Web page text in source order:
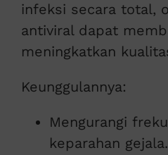
infeksi secara total,
antiviral dapat
meningkatkan
Keunggulannya:
Mengurangi
keparahan gejala.